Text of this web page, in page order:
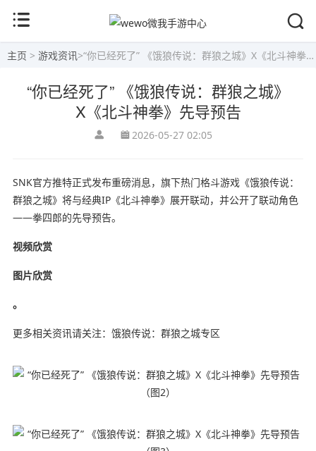
主页 > 游戏资讯>“你已经死了” 《饿狼传说：群狼之城》X《北斗神拳》先导预告
“你已经死了” 《饿狼传说：群狼之城》
X《北斗神拳》先导预告
2026-05-27 02:05
SNK官方推特正式发布重磅消息，旗下热门格斗游戏《饿狼传说：
群狼之城》将与经典IP《北斗神拳》展开联动，并公开了联动角色
——拳四郎的先导预告。
视频欣赏
图片欣赏
。
更多相关资讯请关注：饿狼传说：群狼之城专区